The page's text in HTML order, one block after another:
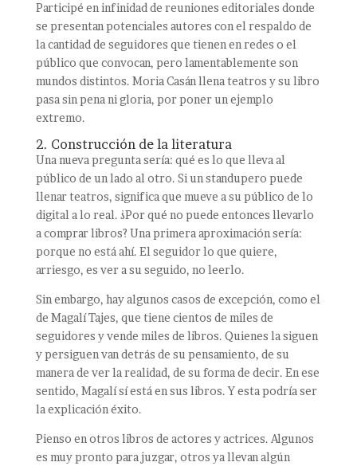
Participé en infinidad de reuniones editoriales donde
se presentan potenciales autores con el respaldo de
la cantidad de seguidores que tienen en redes o el
público que convocan, pero lamentablemente son
mundos distintos. Moria Casán llena teatros y su libro
pasa sin pena ni gloria, por poner un ejemplo
extremo.
2. Construcción de la literatura
Una nueva pregunta sería: qué es lo que lleva al
público de un lado al otro. Si un standupero puede
llenar teatros, significa que mueve a su público de lo
digital a lo real. ¿Por qué no puede entonces llevarlo
a comprar libros? Una primera aproximación sería:
porque no está ahí. El seguidor lo que quiere,
arriesgo, es ver a su seguido, no leerlo.
Sin embargo, hay algunos casos de excepción, como el
de Magalí Tajes, que tiene cientos de miles de
seguidores y vende miles de libros. Quienes la siguen
y persiguen van detrás de su pensamiento, de su
manera de ver la realidad, de su forma de decir. En ese
sentido, Magalí sí está en sus libros. Y esta podría ser
la explicación éxito.
Pienso en otros libros de actores y actrices. Algunos
es muy pronto para juzgar, otros ya llevan algún